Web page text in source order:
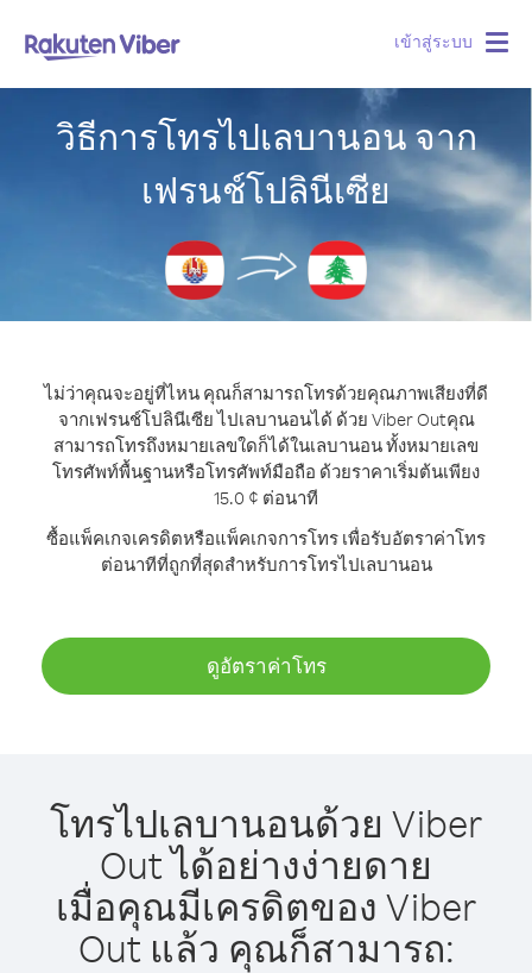
เข้าสู่ระบบ
วิธีการโทรไปเลบานอน จาก
เฟรนช์โปลินีเซีย
ไม่ว่าคุณจะอยู่ที่ไหน คุณก็สามารถโทรด้วยคุณภาพเสียงที่ดี
จากเฟรนช์โปลินีเซีย ไปเลบานอนได้ ด้วย Viber Outคุณ
สามารถโทรถึงหมายเลขใดก็ได้ในเลบานอน ทั้งหมายเลข
โทรศัพท์พื้นฐานหรือโทรศัพท์มือถือ ด้วยราคาเริ่มต้นเพียง
15.0 ¢ ต่อนาที
ซื้อแพ็คเกจเครดิตหรือแพ็คเกจการโทร เพื่อรับอัตราค่าโทร
ต่อนาทีที่ถูกที่สุดสำหรับการโทรไปเลบานอน
ดูอัตราค่าโทร
โทรไปเลบานอนด้วย Viber
Out ได้อย่างง่ายดาย
เมื่อคุณมีเครดิตของ Viber
Out แล้ว คุณก็สามารถ: